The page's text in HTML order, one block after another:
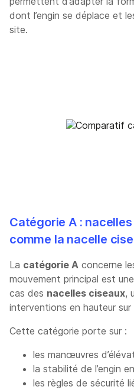
dont l’engin se déplace et
site.
Catégorie A :
comme la nacelle
La catégorie A concerne
mouvement principal est
cas des nacelles ciseaux,
interventions en hauteur
Cette catégorie porte sur :
les manœuvres
la stabilité de l’engin
les règles de sécurité